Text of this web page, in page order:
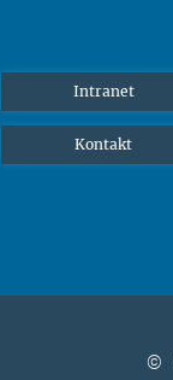
Intranet
Kontakt
©